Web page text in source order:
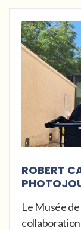
ROBERT
Le Musée